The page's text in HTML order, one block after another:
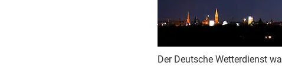
Der Deutsche Wetterdienst